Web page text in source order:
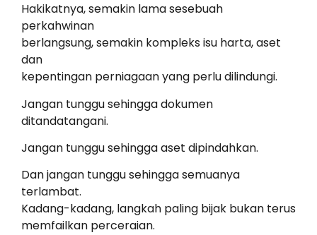
Hakikatnya, semakin lama sesebuah
perkahwinan
berlangsung, semakin kompleks isu harta, aset
dan
kepentingan perniagaan yang perlu dilindungi.
Jangan tunggu sehingga dokumen
ditandatangani.
Jangan tunggu sehingga aset dipindahkan.
Dan jangan tunggu sehingga semuanya
terlambat.
Kadang-kadang, langkah paling bijak bukan terus
memfailkan perceraian.